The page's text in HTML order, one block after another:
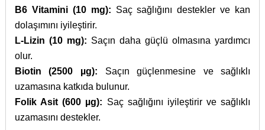
B6 Vitamini (10 mg): Saç sağlığını destekler ve kan
dolaşımını iyileştirir.
L-Lizin (10 mg): Saçın daha güçlü olmasına yardımcı
olur.
Biotin (2500 µg): Saçın güçlenmesine ve sağlıklı
uzamasına katkıda bulunur.
Folik Asit (600 µg): Saç sağlığını iyileştirir ve sağlıklı
uzamasını destekler.